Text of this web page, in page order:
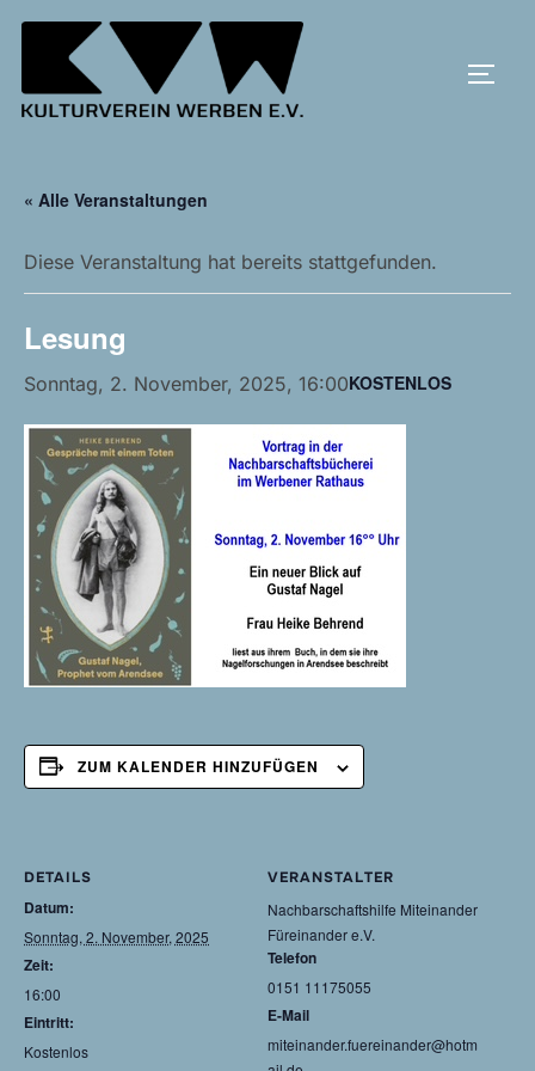
Zum
« Alle Veranstaltungen
Diese Veranstaltung hat bereits stattgefunden.
Lesung
Sonntag, 2. November, 2025, 16:00KOSTENLOS
ZUM KALENDER HINZUFÜGEN
DETAILS
Datum:
Sonntag, 2. November, 2025
Zeit:
16:00
Eintritt:
Kostenlos
VERANSTALTER
Nachbarschaftshilfe Miteinander
Füreinander e.V.
Telefon
0151 11175055
E-Mail
miteinander.fuereinander@hotm